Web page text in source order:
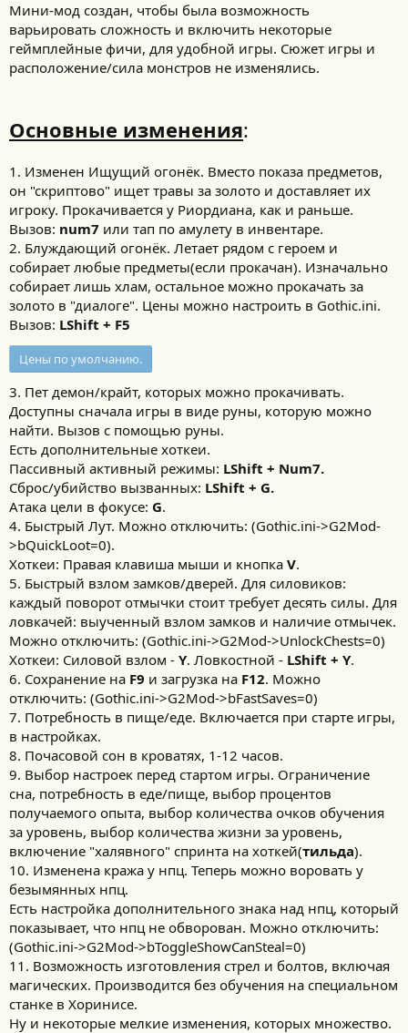
Мини-мод создан, чтобы была возможность
варьировать сложность и включить некоторые
геймплейные фичи, для удобной игры. Сюжет игры и
расположение/сила монстров не изменялись.
Основные изменения:
1. Изменен Ищущий огонёк. Вместо показа предметов,
он "скриптово" ищет травы за золото и доставляет их
игроку. Прокачивается у Риордиана, как и раньше.
Вызов: num7 или тап по амулету в инвентаре.
2. Блуждающий огонёк. Летает рядом с героем и
собирает любые предметы(если прокачан). Изначально
собирает лишь хлам, остальное можно прокачать за
золото в "диалоге". Цены можно настроить в Gothic.ini.
Вызов: LShift + F5
Цены по умолчанию.
3. Пет демон/крайт, которых можно прокачивать.
Доступны сначала игры в виде руны, которую можно
найти. Вызов с помощью руны.
Есть дополнительные хоткеи.
Пассивный активный режимы: LShift + Num7.
Сброс/убийство вызванных: LShift + G.
Атака цели в фокусе: G.
4. Быстрый Лут. Можно отключить: (Gothic.ini->G2Mod-
>bQuickLoot=0).
Хоткеи: Правая клавиша мыши и кнопка V.
5. Быстрый взлом замков/дверей. Для силовиков:
каждый поворот отмычки стоит требует десять силы. Для
ловкачей: выученный взлом замков и наличие отмычек.
Можно отключить: (Gothic.ini->G2Mod->UnlockChests=0)
Хоткеи: Силовой взлом - Y. Ловкостной - LShift + Y.
6. Сохранение на F9 и загрузка на F12. Можно
отключить: (Gothic.ini->G2Mod->bFastSaves=0)
7. Потребность в пище/еде. Включается при старте игры,
в настройках.
8. Почасовой сон в кроватях, 1-12 часов.
9. Выбор настроек перед стартом игры. Ограничение
сна, потребность в еде/пище, выбор процентов
получаемого опыта, выбор количества очков обучения
за уровень, выбор количества жизни за уровень,
включение "халявного" спринта на хоткей(тильда).
10. Изменена кража у нпц. Теперь можно воровать у
безымянных нпц.
Есть настройка дополнительного знака над нпц, который
показывает, что нпц не обворован. Можно отключить:
(Gothic.ini->G2Mod->bToggleShowCanSteal=0)
11. Возможность изготовления стрел и болтов, включая
магических. Производится без обучения на специальном
станке в Хоринисе.
Ну и некоторые мелкие изменения, которых множество.